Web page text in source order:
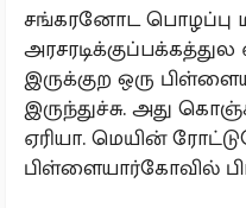
சங்கரனோட பொழப்பு
இருக்குற ஒரு
இருந்துச்சு. அது
ஏரியா. மெயின்
பிள்ளையார்கோவில்